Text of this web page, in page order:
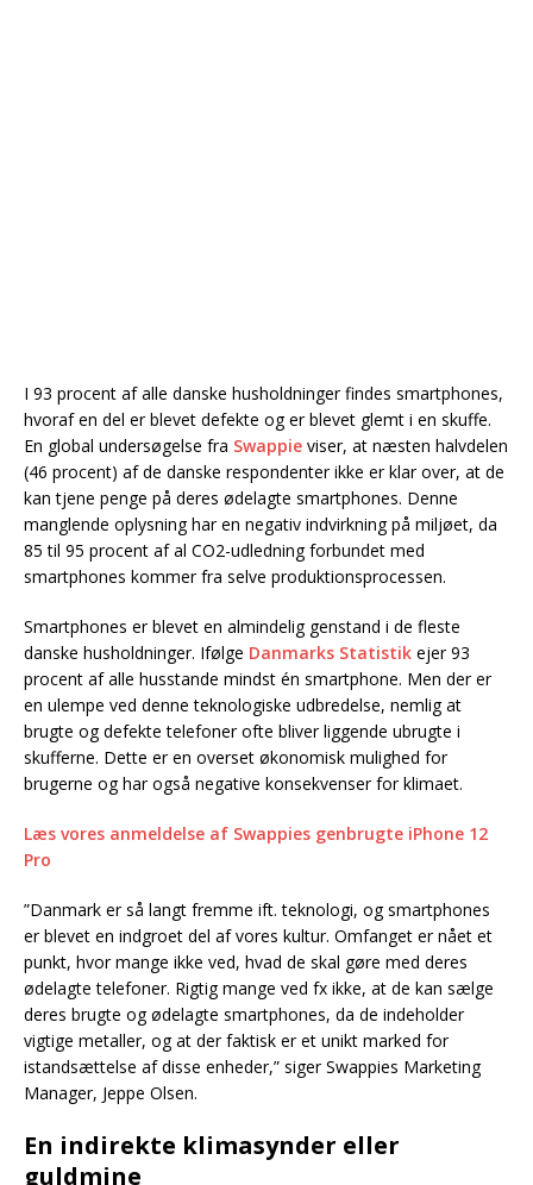
I 93 procent af alle danske husholdninger findes smartphones,
hvoraf en del er blevet defekte og er blevet glemt i en skuffe.
En global undersøgelse fra Swappie viser, at næsten halvdelen
(46 procent) af de danske respondenter ikke er klar over, at de
kan tjene penge på deres ødelagte smartphones. Denne
manglende oplysning har en negativ indvirkning på miljøet, da
85 til 95 procent af al CO2-udledning forbundet med
smartphones kommer fra selve produktionsprocessen.
Smartphones er blevet en almindelig genstand i de fleste
danske husholdninger. Ifølge Danmarks Statistik ejer 93
procent af alle husstande mindst én smartphone. Men der er
en ulempe ved denne teknologiske udbredelse, nemlig at
brugte og defekte telefoner ofte bliver liggende ubrugte i
skufferne. Dette er en overset økonomisk mulighed for
brugerne og har også negative konsekvenser for klimaet.
Læs vores anmeldelse af Swappies genbrugte iPhone 12
Pro
”Danmark er så langt fremme ift. teknologi, og smartphones
er blevet en indgroet del af vores kultur. Omfanget er nået et
punkt, hvor mange ikke ved, hvad de skal gøre med deres
ødelagte telefoner. Rigtig mange ved fx ikke, at de kan sælge
deres brugte og ødelagte smartphones, da de indeholder
vigtige metaller, og at der faktisk er et unikt marked for
istandsættelse af disse enheder,” siger Swappies Marketing
Manager, Jeppe Olsen.
En indirekte klimasynder eller
guldmine